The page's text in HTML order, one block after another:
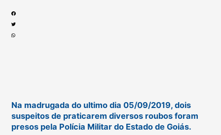
Na madrugada do ultimo dia 05/09/2019, dois
suspeitos de praticarem diversos roubos foram
presos pela Polícia Militar do Estado de Goiás.